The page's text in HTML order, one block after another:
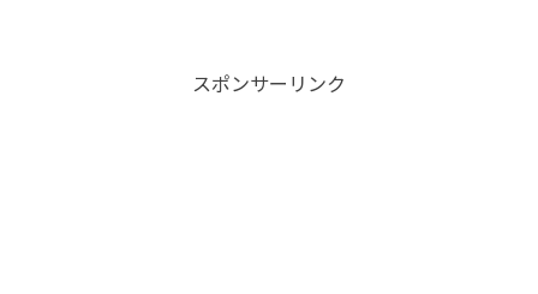
スポンサーリンク